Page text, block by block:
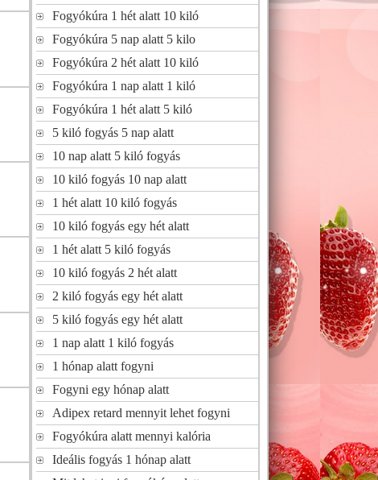
Fogyókúra 1 hét alatt 10 kiló
Fogyókúra 5 nap alatt 5 kilo
Fogyókúra 2 hét alatt 10 kiló
Fogyókúra 1 nap alatt 1 kiló
Fogyókúra 1 hét alatt 5 kiló
5 kiló fogyás 5 nap alatt
10 nap alatt 5 kiló fogyás
10 kiló fogyás 10 nap alatt
1 hét alatt 10 kiló fogyás
10 kiló fogyás egy hét alatt
1 hét alatt 5 kiló fogyás
10 kiló fogyás 2 hét alatt
2 kiló fogyás egy hét alatt
5 kiló fogyás egy hét alatt
1 nap alatt 1 kiló fogyás
1 hónap alatt fogyni
Fogyni egy hónap alatt
Adipex retard mennyit lehet fogyni
Fogyókúra alatt mennyi kalória
Ideális fogyás 1 hónap alatt